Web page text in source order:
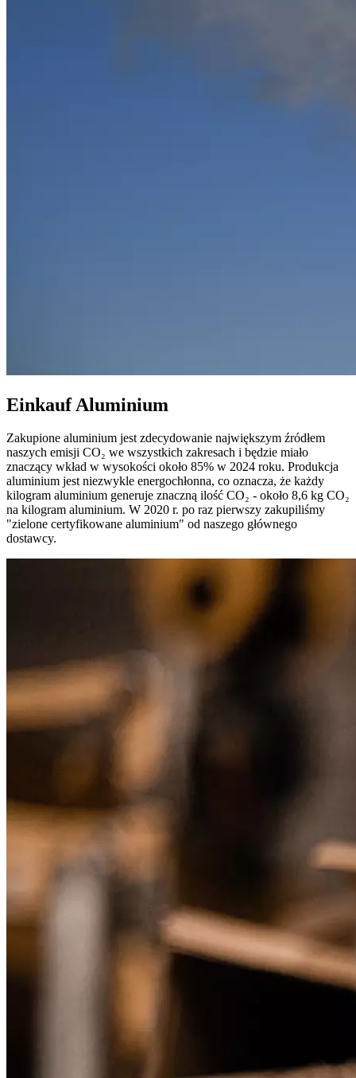
Einkauf Aluminium
Zakupione aluminium jest zdecydowanie największym źródłem
naszych emisji CO₂ we wszystkich zakresach i będzie miało
znaczący wkład w wysokości około 85% w 2024 roku. Produkcja
aluminium jest niezwykle energochłonna, co oznacza, że każdy
kilogram aluminium generuje znaczną ilość CO₂ - około 8,6 kg CO₂
na kilogram aluminium. W 2020 r. po raz pierwszy zakupiliśmy
"zielone certyfikowane aluminium" od naszego głównego
dostawcy.